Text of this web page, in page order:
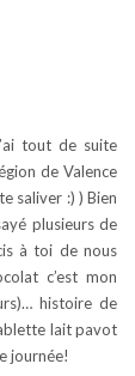
tout de suite
de Valence
saliver :) ) Bien
plusieurs de
à toi de nous
c’est mon
histoire de
lait pavot
journée!